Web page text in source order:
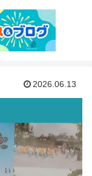
2026.06.13